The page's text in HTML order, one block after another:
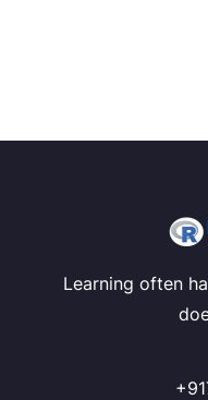
Learning often